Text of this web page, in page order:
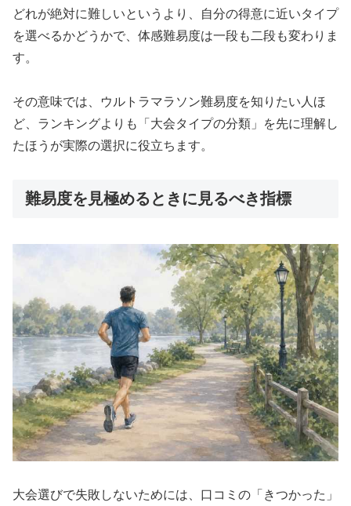
どれが絶対に難しいというより、自分の得意に近いタイプ
を選べるかどうかで、体感難易度は一段も二段も変わりま
す。
その意味では、ウルトラマラソン難易度を知りたい人ほ
ど、ランキングよりも「大会タイプの分類」を先に理解し
たほうが実際の選択に役立ちます。
難易度を見極めるときに見るべき指標
大会選びで失敗しないためには、口コミの「きつかった」